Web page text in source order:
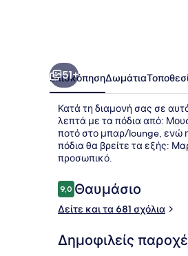
51+
ΕπισκόπησηΔωμάτια
Κατά τη διαμονή σας σε
λεπτά με τα πόδια από:
ποτό στο μπαρ/lounge, ενώ
πόδια θα βρείτε τα εξής:
προσωπικό.
Σχόλια
9,09,0 στα 10
Θαυμάσιο
Δείτε και τα 681 σχόλια
Δημοφιλείς